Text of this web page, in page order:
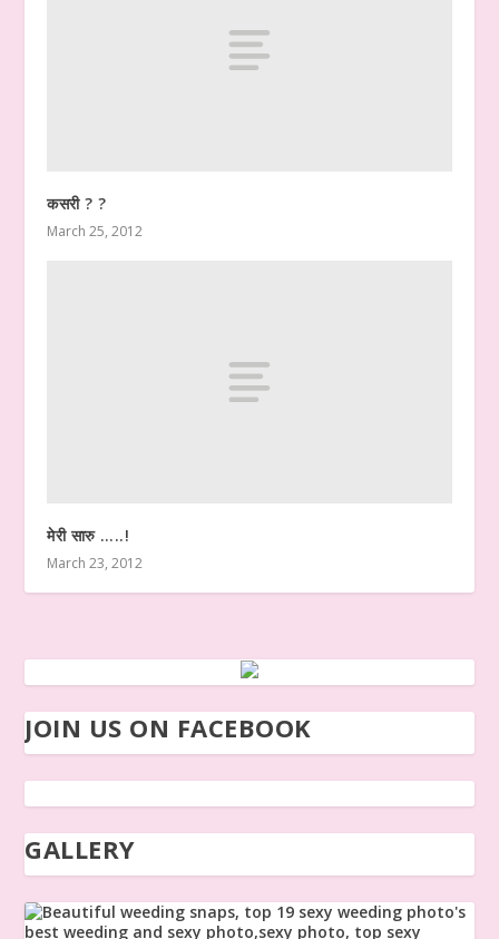
कसरी ? ?
March 25, 2012
मेरी सारु …..!
March 23, 2012
JOIN US ON FACEBOOK
GALLERY